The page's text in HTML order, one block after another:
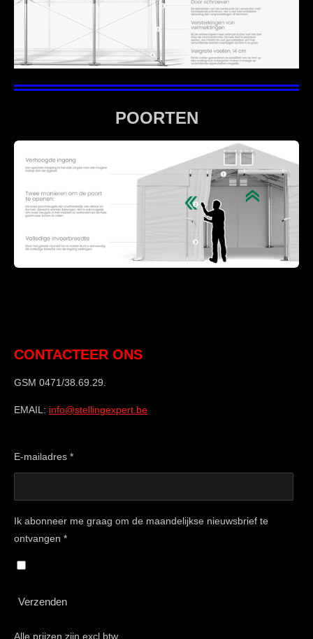
POORTEN
CONTACTEER ONS
GSM 0471/38.69.29.
EMAIL: info@stellingexpert.be
E-mailadres *
Ik abonneer me graag om de maandelijkse nieuwsbrief te
ontvangen *
Verzenden
Alle prijzen zijn excl btw